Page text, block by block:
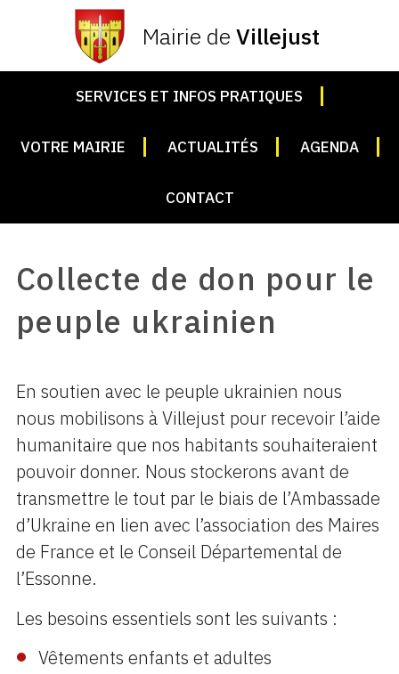
Mairie de Villejust
SERVICES ET INFOS PRATIQUES
VOTRE MAIRIE ACTUALITÉS AGENDA
CONTACT
Collecte de don pour le
peuple ukrainien
En soutien avec le peuple ukrainien nous
nous mobilisons à Villejust pour recevoir l’aide
humanitaire que nos habitants souhaiteraient
pouvoir donner. Nous stockerons avant de
transmettre le tout par le biais de l’Ambassade
d’Ukraine en lien avec l’association des Maires
de France et le Conseil Départemental de
l’Essonne.
Les besoins essentiels sont les suivants :
Vêtements enfants et adultes